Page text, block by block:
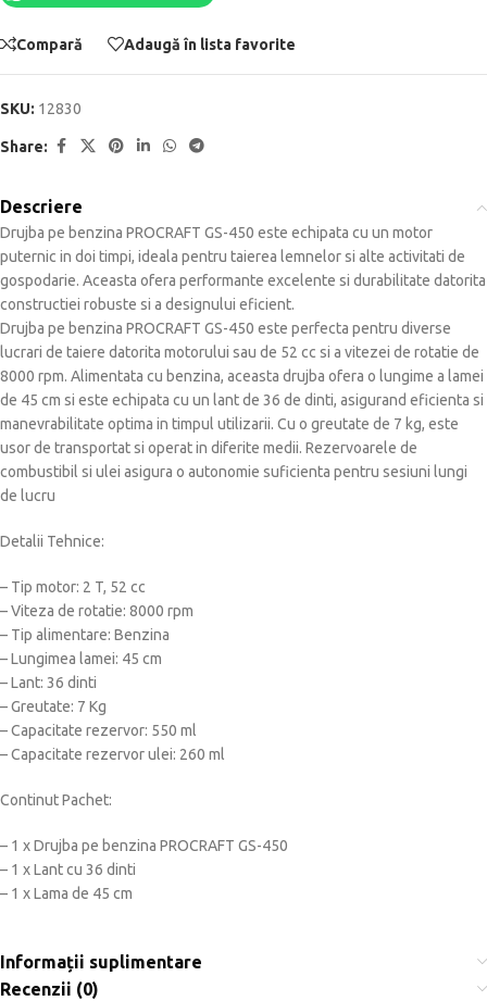
Compară Adaugă în lista favorite
SKU: 12830
Share:
Descriere
Drujba pe benzina PROCRAFT GS-450 este echipata cu un motor
puternic in doi timpi, ideala pentru taierea lemnelor si alte activitati de
gospodarie. Aceasta ofera performante excelente si durabilitate datorita
constructiei robuste si a designului eficient.
Drujba pe benzina PROCRAFT GS-450 este perfecta pentru diverse
lucrari de taiere datorita motorului sau de 52 cc si a vitezei de rotatie de
8000 rpm. Alimentata cu benzina, aceasta drujba ofera o lungime a lamei
de 45 cm si este echipata cu un lant de 36 de dinti, asigurand eficienta si
manevrabilitate optima in timpul utilizarii. Cu o greutate de 7 kg, este
usor de transportat si operat in diferite medii. Rezervoarele de
combustibil si ulei asigura o autonomie suficienta pentru sesiuni lungi
de lucru
Detalii Tehnice:
– Tip motor: 2 T, 52 cc
– Viteza de rotatie: 8000 rpm
– Tip alimentare: Benzina
– Lungimea lamei: 45 cm
– Lant: 36 dinti
– Greutate: 7 Kg
– Capacitate rezervor: 550 ml
– Capacitate rezervor ulei: 260 ml
Continut Pachet:
– 1 x Drujba pe benzina PROCRAFT GS-450
– 1 x Lant cu 36 dinti
– 1 x Lama de 45 cm
Informații suplimentare
Recenzii (0)